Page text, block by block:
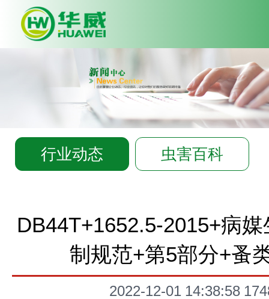
Deprecated: Array and string
syntax with curly braces is
C:\wwwroot\huawei-
pco.com\app\common.phpon
行业动态 虫害百科
DB44T+1652.5-2015+病
制规范+第5部分+蚤
2022-12-01 14:38:58